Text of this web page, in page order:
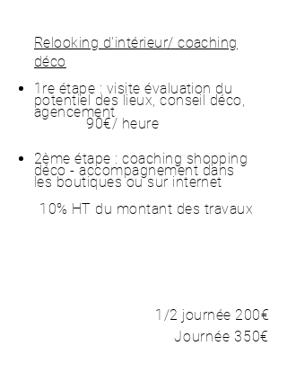
Relooking d'intérieur/ coaching
déco
1re étape : visite évaluation du
potentiel des lieux, conseil déco,
agencement
90€/ heure
2ème étape : coaching shopping
déco - accompagnement dans
les boutiques ou sur internet
10% HT du montant des travaux
1/2 journée 200€​
Journée 350€